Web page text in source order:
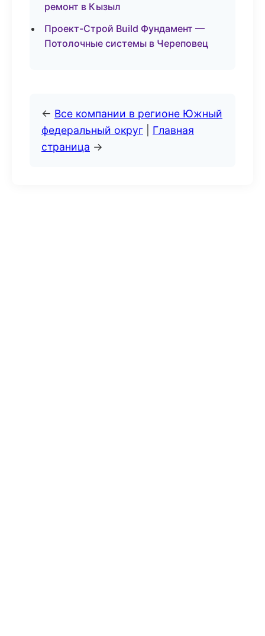
ремонт в Кызыл
Проект-Строй Build Фундамент —
Потолочные системы в Череповец
← Все компании в регионе Южный
федеральный округ
Главная
страница →